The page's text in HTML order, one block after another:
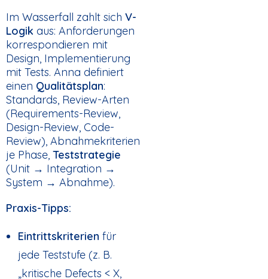
Im Wasserfall zahlt sich V-
Logik aus: Anforderungen
korrespondieren mit
Design, Implementierung
mit Tests. Anna definiert
einen Qualitätsplan:
Standards, Review-Arten
(Requirements-Review,
Design-Review, Code-
Review), Abnahmekriterien
je Phase, Teststrategie
(Unit → Integration →
System → Abnahme).
Praxis-Tipps:
Eintrittskriterien für
jede Teststufe (z. B.
„kritische Defects < X,